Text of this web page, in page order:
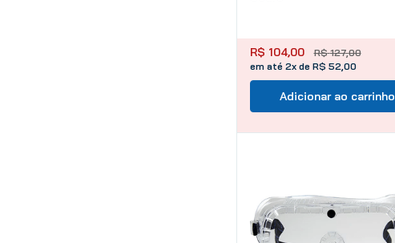
R$ 127,00
R$ 104,00
em até 2x de R$ 52,00
Adicionar ao carrinho